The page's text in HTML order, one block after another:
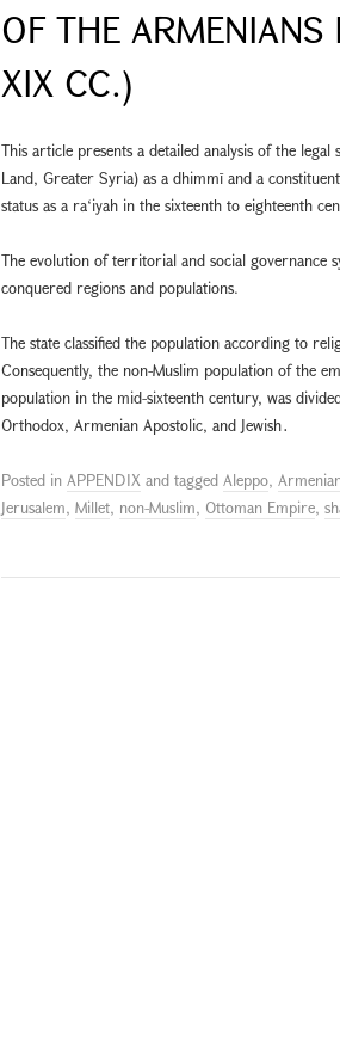
OF THE
XIX CC.)
This article presents a detailed analysis of the
Land, Greater Syria) as a dhimmī and a
status as a ra‘iyah in the sixteenth to eighteenth
The evolution of territorial and social governance
conquered regions and populations.
The state classified the population according to
Consequently, the non-Muslim population of the
population in the mid-sixteenth century, was
Orthodox, Armenian Apostolic, and Jewish․
Posted in APPENDIX and tagged Aleppo,
Jerusalem, Millet, non-Muslim, Ottoman Empire,